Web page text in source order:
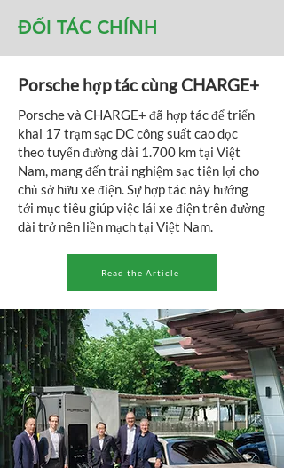
ĐỐI TÁC CHÍNH
Porsche hợp tác cùng CHARGE+
Porsche và CHARGE+ đã hợp tác để triển
khai 17 trạm sạc DC công suất cao dọc
theo tuyến đường dài 1.700 km tại Việt
Nam, mang đến trải nghiệm sạc tiện lợi cho
chủ sở hữu xe điện. Sự hợp tác này hướng
tới mục tiêu giúp việc lái xe điện trên đường
dài trở nên liền mạch tại Việt Nam.
Read the Article